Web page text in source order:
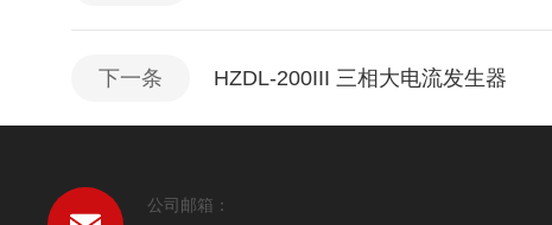
下一条 HZDL-200III 三相大电流发生器
公司邮箱：